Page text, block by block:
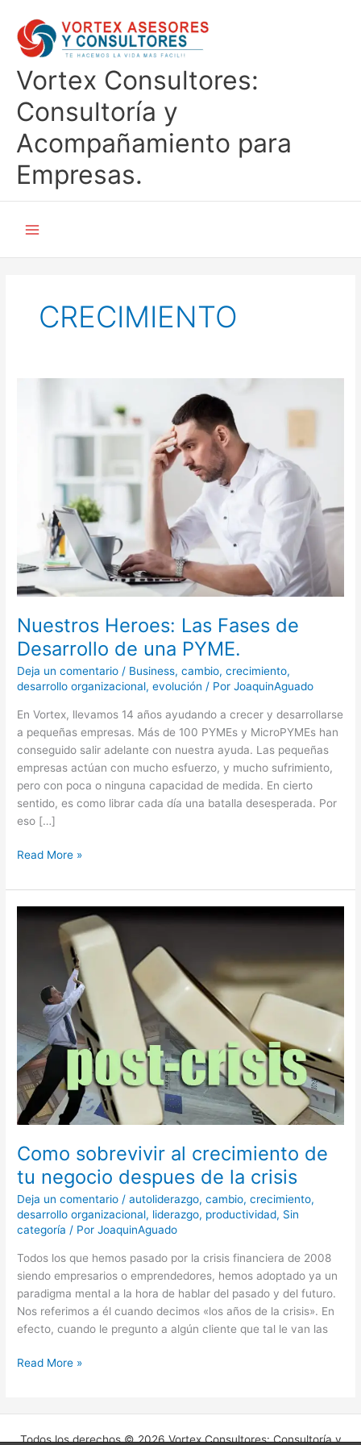
contenido
Vortex Consultores:
Consultoría y
Acompañamiento para
Empresas.
CRECIMIENTO
Nuestros Heroes: Las Fases de
Desarrollo de una PYME.
Deja un comentario / Business,cambio,crecimiento,
desarrollo organizacional,evolución / PorJoaquinAguado
En Vortex, llevamos 14 años ayudando a crecer y desarrollarse
a pequeñas empresas. Más de 100 PYMEs y MicroPYMEs han
conseguido salir adelante con nuestra ayuda. Las pequeñas
empresas actúan con mucho esfuerzo, y mucho sufrimiento,
pero con poca o ninguna capacidad de medida. En cierto
sentido, es como librar cada día una batalla desesperada. Por
eso […]
PYME.
Read More »
Como sobrevivir al crecimiento de
tu negocio despues de la crisis
Deja un comentario /autoliderazgo,cambio,crecimiento,
desarrollo organizacional, liderazgo, productividad, Sin
categoría / PorJoaquinAguado
Todos los que hemos pasado por la crisis financiera de 2008
siendo empresarios o emprendedores, hemos adoptado ya un
paradigma mental a la hora de hablar del pasado y del futuro.
Nos referimos a él cuando decimos «los años de la crisis». En
efecto, cuando le pregunto a algún cliente que tal le van las
Como
sobrevivir
crecimiento
negocio
despues
de
la
crisis
Read More »
Todos los derechos © 2026 Vortex Consultores: Consultoría y